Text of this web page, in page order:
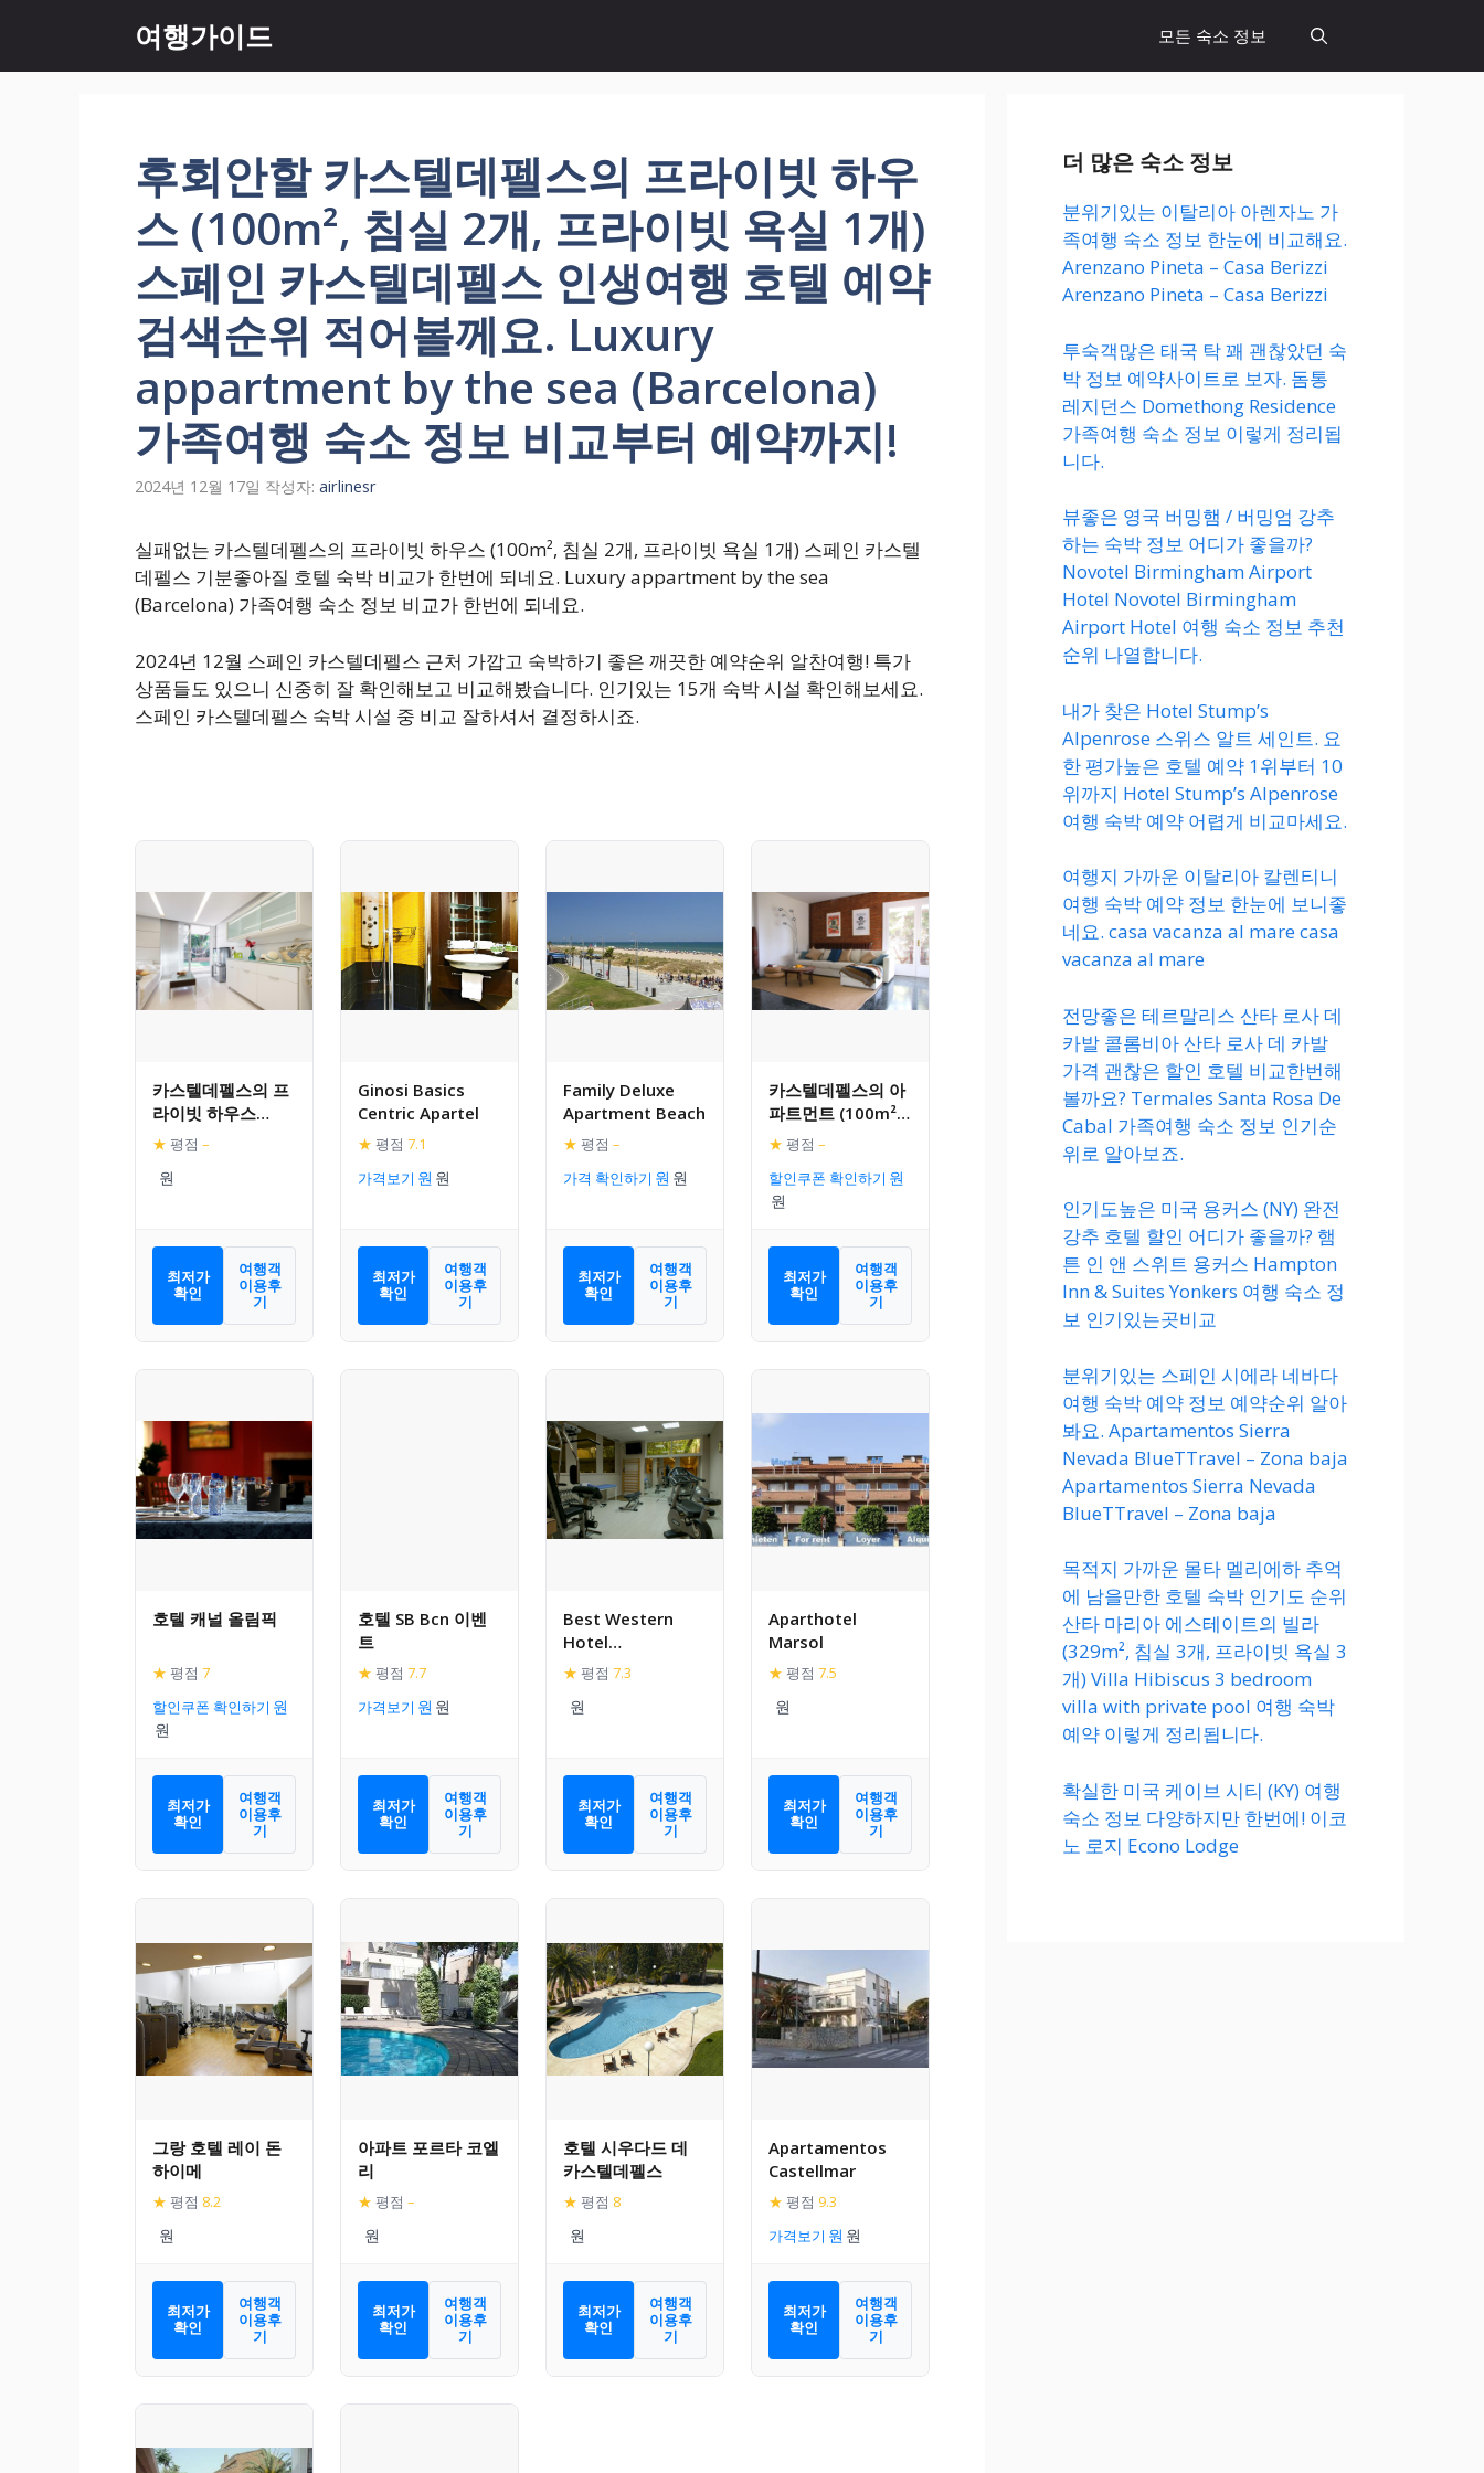
츠
여행가이드 모든 숙소 정보
후회안할 카스텔데펠스의 프라이빗 하우
스 (100m², 침실 2개, 프라이빗 욕실 1개)
스페인 카스텔데펠스 인생여행 호텔 예약
검색순위 적어볼께요. Luxury
appartment by the sea (Barcelona)
가족여행 숙소 정보 비교부터 예약까지!
2024년 12월 17일 작성자: airlinesr
실패없는 카스텔데펠스의 프라이빗 하우스 (100m², 침실 2개, 프라이빗 욕실 1개) 스페인 카스텔
데펠스 기분좋아질 호텔 숙박 비교가 한번에 되네요. Luxury appartment by the sea
(Barcelona) 가족여행 숙소 정보 비교가 한번에 되네요.
2024년 12월 스페인 카스텔데펠스 근처 가깝고 숙박하기 좋은 깨끗한 예약순위 알찬여행! 특가
상품들도 있으니 신중히 잘 확인해보고 비교해봤습니다. 인기있는 15개 숙박 시설 확인해보세요.
스페인 카스텔데펠스 숙박 시설 중 비교 잘하셔서 결정하시죠.
카스텔데펠스의 프
라이빗 하우스
(100m², 침실 2개,
프라이빗 욕실 1개)
★ 평점 –
최저가
확인
여행객
이용후
기
Ginosi Basics
Centric Apartel
★ 평점 7.1
가격보기
최저가
확인
여행객
이용후
기
Family Deluxe
Apartment Beach
★ 평점 –
가격 확인하기
최저가
확인
여행객
이용후
기
카스텔데펠스의 아
파트먼트 (100m²,
침실 5개, 프라이빗
욕실 2개)
★ 평점 –
할인쿠폰 확인하기
최저가
확인
여행객
이용후
기
호텔 캐널 올림픽
★ 평점 7
할인쿠폰 확인하기
최저가
확인
여행객
이용후
기
호텔 SB Bcn 이벤
트
★ 평점 7.7
가격보기
최저가
확인
여행객
이용후
기
Best Western
Hotel
Mediterraneo
★ 평점 7.3
최저가
확인
여행객
이용후
기
Aparthotel
Marsol
★ 평점 7.5
최저가
확인
여행객
이용후
기
그랑 호텔 레이 돈
하이메
★ 평점 8.2
최저가
확인
여행객
이용후
기
아파트 포르타 코엘
리
★ 평점 –
최저가
확인
여행객
이용후
기
호텔 시우다드 데
카스텔데펠스
★ 평점 8
최저가
확인
여행객
이용후
기
Apartamentos
Castellmar
★ 평점 9.3
가격보기
최저가
확인
여행객
이용후
기
더 많은 숙소 정보
분위기있는 이탈리아 아렌자노 가
족여행 숙소 정보 한눈에 비교해요.
Arenzano Pineta – Casa Berizzi
Arenzano Pineta – Casa Berizzi
투숙객많은 태국 탁 꽤 괜찮았던 숙
박 정보 예약사이트로 보자. 돔통
레지던스 Domethong Residence
가족여행 숙소 정보 이렇게 정리됩
니다.
뷰좋은 영국 버밍햄 / 버밍엄 강추
하는 숙박 정보 어디가 좋을까?
Novotel Birmingham Airport
Hotel Novotel Birmingham
Airport Hotel 여행 숙소 정보 추천
순위 나열합니다.
내가 찾은 Hotel Stump’s
Alpenrose 스위스 알트 세인트. 요
한 평가높은 호텔 예약 1위부터 10
위까지 Hotel Stump’s Alpenrose
여행 숙박 예약 어렵게 비교마세요.
여행지 가까운 이탈리아 칼렌티니
여행 숙박 예약 정보 한눈에 보니좋
네요. casa vacanza al mare casa
vacanza al mare
전망좋은 테르말리스 산타 로사 데
카발 콜롬비아 산타 로사 데 카발
가격 괜찮은 할인 호텔 비교한번해
볼까요? Termales Santa Rosa De
Cabal 가족여행 숙소 정보 인기순
위로 알아보죠.
인기도높은 미국 용커스 (NY) 완전
강추 호텔 할인 어디가 좋을까? 햄
튼 인 앤 스위트 용커스 Hampton
Inn & Suites Yonkers 여행 숙소 정
보 인기있는곳비교
분위기있는 스페인 시에라 네바다
여행 숙박 예약 정보 예약순위 알아
봐요. Apartamentos Sierra
Nevada BlueTTravel – Zona baja
Apartamentos Sierra Nevada
BlueTTravel – Zona baja
목적지 가까운 몰타 멜리에하 추억
에 남을만한 호텔 숙박 인기도 순위
산타 마리아 에스테이트의 빌라
(329m², 침실 3개, 프라이빗 욕실 3
개) Villa Hibiscus 3 bedroom
villa with private pool 여행 숙박
예약 이렇게 정리됩니다.
확실한 미국 케이브 시티 (KY) 여행
숙소 정보 다양하지만 한번에! 이코
노 로지 Econo Lodge